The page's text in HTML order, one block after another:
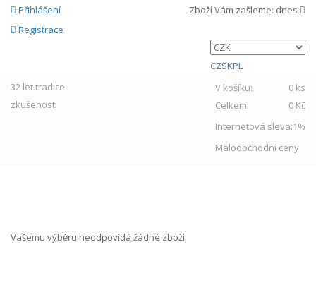
Přihlášení
Registrace
Zboží Vám zašleme: dnes
CZSKPL
32 lettradice
zkušenosti
V košíku:
0 ks
Celkem:
0 Kč
Internetová sleva:1%
Maloobchodní ceny
Vašemu výběru neodpovídá žádné zboží.